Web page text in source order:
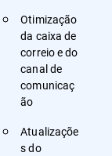
Otimização
da caixa de
correio e do
canal de
comunicaç
ão
Atualizaçõe
s do